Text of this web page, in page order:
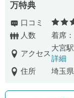
万特典
口コミ
人数
着席
アクセス
大宮
詳細
住所
埼玉